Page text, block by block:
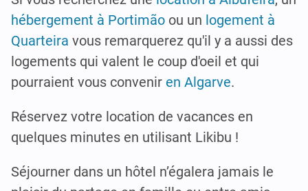
hébergement à Portimão ou un logement à
Quarteira vous remarquerez qu'il y a aussi des
logements qui valent le coup d'oeil et qui
pourraient vous convenir en Algarve.
Réservez votre location de vacances en
quelques minutes en utilisant Likibu !
Séjourner dans un hôtel n’égalera jamais le